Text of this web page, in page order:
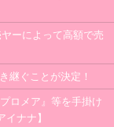
ーによって高額で売
継ぐことが決定！
ロメア』等を手掛け
ナナ】